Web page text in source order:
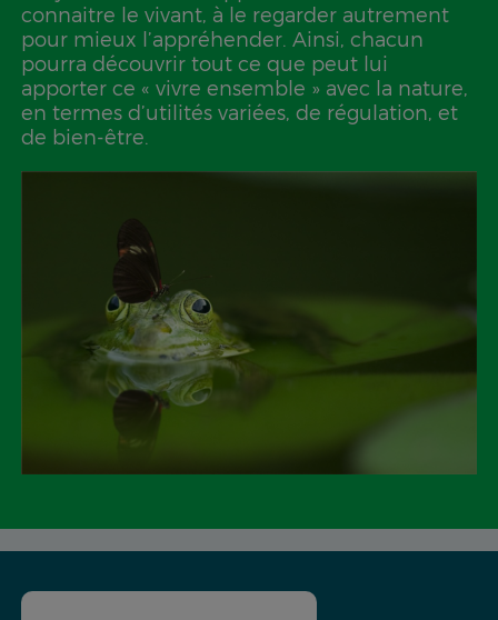
connaitre le vivant, à le regarder autrement
pour mieux l’appréhender. Ainsi, chacun
pourra découvrir tout ce que peut lui
apporter ce « vivre ensemble » avec la nature,
en termes d’utilités variées, de régulation, et
de bien-être.